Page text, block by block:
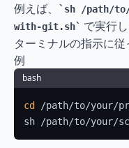
例えば、
sh /path/
with-git.sh
で実行し
ターミナルの指示に従
例
bash
cd
/path/to/your/
sh /path/to/your/